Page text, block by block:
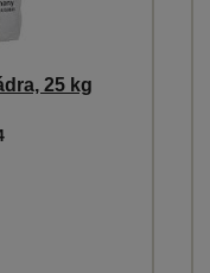
25 kg